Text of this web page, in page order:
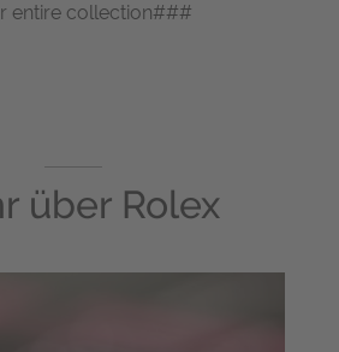
entire collection###
über Rolex